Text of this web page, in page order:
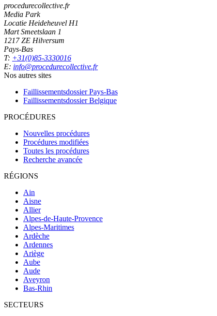
procedurecollective.fr
Media Park
Locatie Heideheuvel H1
Mart Smeetslaan 1
1217 ZE Hilversum
Pays-Bas
T: +31(0)85-3330016
E: info@procedurecollective.fr
Nos autres sites
Faillissementsdossier Pays-Bas
Faillissementsdossier Belgique
PROCÉDURES
Nouvelles procédures
Procédures modifiées
Toutes les procédures
Recherche avancée
RÉGIONS
Ain
Aisne
Allier
Alpes-de-Haute-Provence
Alpes-Maritimes
Ardèche
Ardennes
Ariège
Aube
Aude
Aveyron
Bas-Rhin
SECTEURS